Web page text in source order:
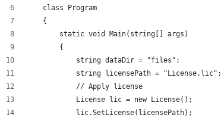
    class Program
    {
        static void Main(string[] args)
        {
            string dataDir = "files";
            string licensePath = "License.lic";
            // Apply license
            License lic = new License();
            lic.SetLicense(licensePath);